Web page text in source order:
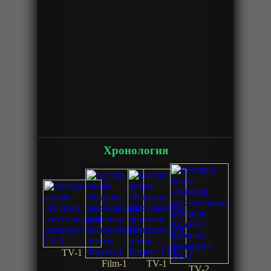
Хронология
TV-1
Film-1
TV-1
TV-2